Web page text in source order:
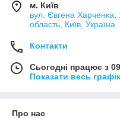
м. Київ
вул. Євгена Харченка,
область, Київ, Україна
Контакти
Сьогодні працює з
Показати весь
Про нас